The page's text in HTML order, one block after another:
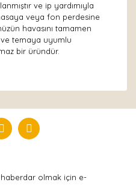
ve ip yardımıyla
veya fon perdesine
havasını tamamen
temaya uyumlu
bir üründür.
Yaz
olmak için e-